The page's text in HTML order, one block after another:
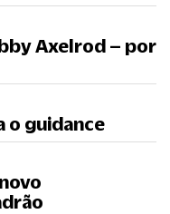
Axelrod – por
o guidance